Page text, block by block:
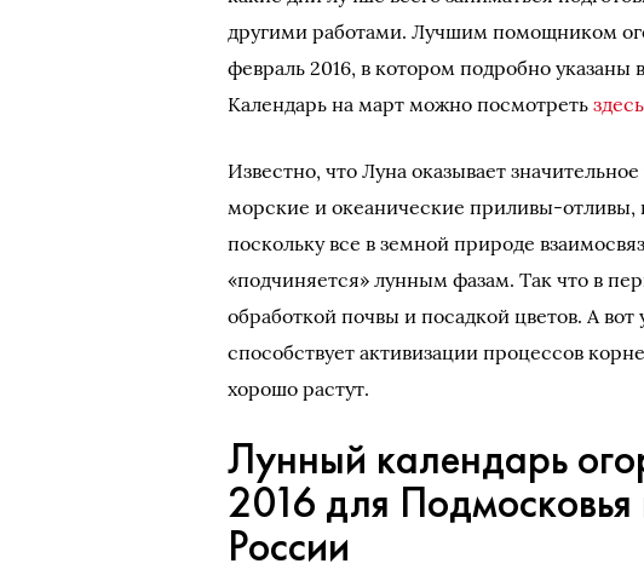
другими работами. Лучшим помощником
февраль 2016, в котором подробно
Календарь на март можно посмотретьздесь
Известно, что Луна оказывает
морские и океанические приливы-
поскольку все в земной природе
«подчиняется» лунным фазам. Так что в
обработкой почвы и посадкой цветов. А
способствует активизации процессов
хорошо растут.
Лунный календарь
2016 для
России